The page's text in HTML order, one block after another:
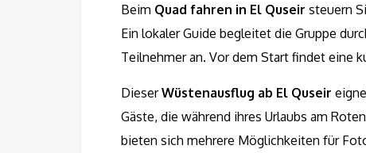
Beim Quad fahren in El Quseir steuern
Ein lokaler Guide begleitet die Gruppe
Teilnehmer an. Vor dem Start findet eine
DieserWüstenausflug ab El Quseir
Gäste, die während ihres Urlaubs am
bieten sich mehrere Möglichkeiten für